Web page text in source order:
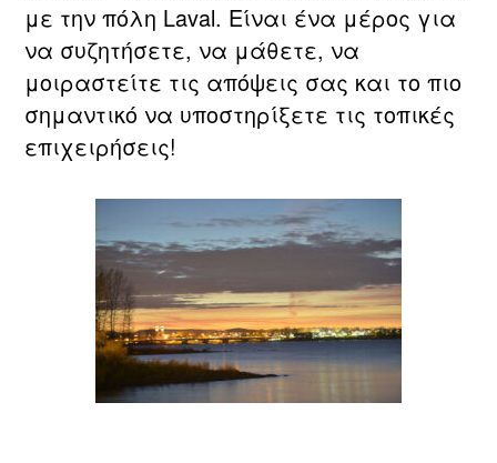
με την πόλη Laval. Είναι ένα μέρος για
να συζητήσετε, να μάθετε, να
μοιραστείτε τις απόψεις σας και το πιο
σημαντικό να υποστηρίξετε τις τοπικές
επιχειρήσεις!